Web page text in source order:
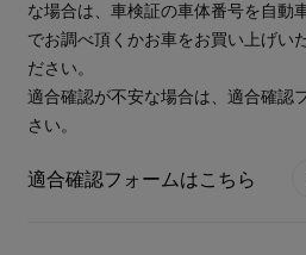
な場合は、車検証の車体番号を自動
でお調べ頂くかお車をお買い上げい
ださい。
適合確認が不安な場合は、適合確認
さい。
適合確認フォームはこちら